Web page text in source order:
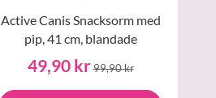
Active Canis Snacksorm med
pip, 41 cm, blandade
49,90 kr99,90 kr